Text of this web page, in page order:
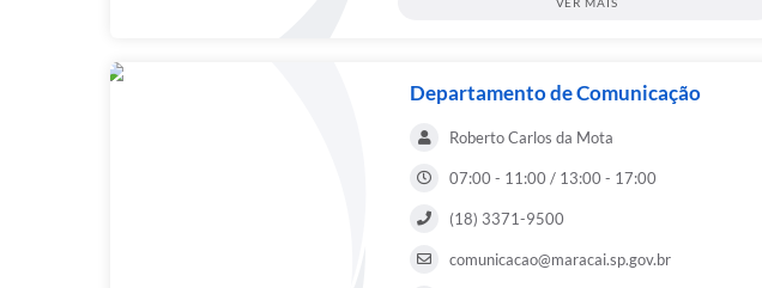
Departamento de Comunicação
Roberto Carlos da Mota
07:00 - 11:00 / 13:00 - 17:00
(18) 3371-9500
comunicacao@maracai.sp.gov.br